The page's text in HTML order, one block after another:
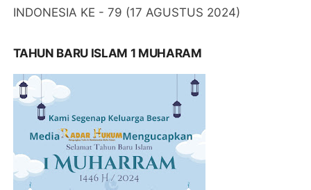
INDONESIA KE - 79 (17 AGUSTUS 2024)
TAHUN BARU ISLAM 1 MUHARAM